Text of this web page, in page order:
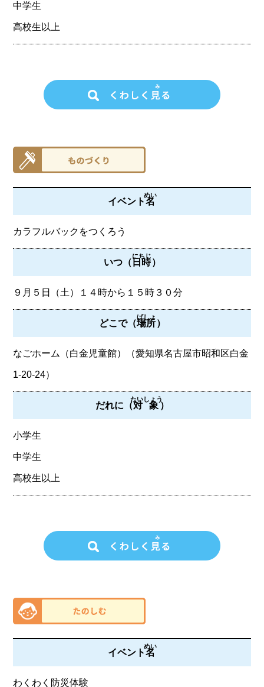
中学生
高校生以上
イベント名
めい
カラフルバックをつくろう
いつ（日時
にちじ
）
９月５日（土）１４時から１５時３０分
どこで（場所
ばしょ
）
なごホーム（白金児童館）（愛知県名古屋市昭和区白金
1-20-24）
だれに（対象
たいしょう
）
小学生
中学生
高校生以上
イベント名
めい
わくわく防災体験